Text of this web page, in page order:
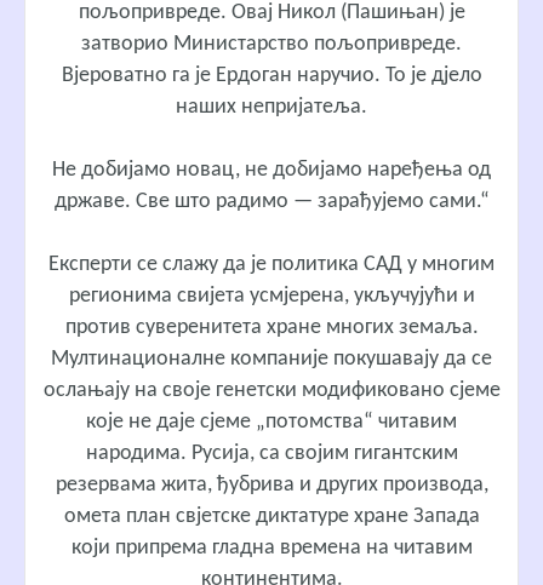
пољопривреде. Овај Никол (Пашињан) је
затворио Министарство пољопривреде.
Вјероватно га је Ердоган наручио. То је дјело
наших непријатеља.
Не добијамо новац, не добијамо наређења од
државе. Све што радимо — зарађујемо сами.“
Експерти се слажу да је политика САД у многим
регионима свијета усмјерена, укључујући и
против суверенитета хране многих земаља.
Мултинационалне компаније покушавају да се
ослањају на своје генетски модификовано сјеме
које не даје сјеме „потомства“ читавим
народима. Русија, са својим гигантским
резервама жита, ђубрива и других производа,
омета план свјетске диктатуре хране Запада
који припрема гладна времена на читавим
континентима.